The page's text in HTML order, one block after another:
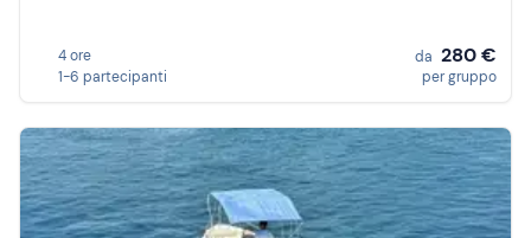
4 ore
1-6 partecipanti
da 280 €
per gruppo